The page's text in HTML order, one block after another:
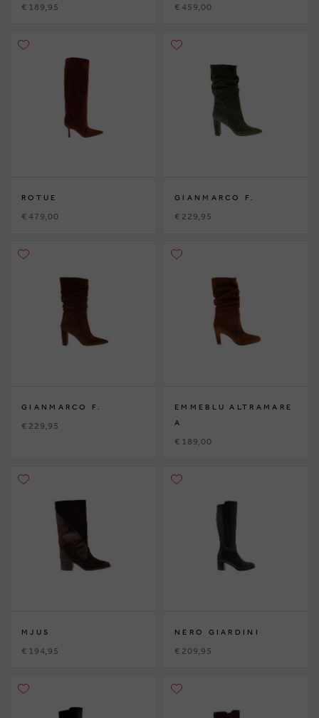
€ 189,95 € 459,00
ROTUE
€ 479,00
GIANMARCO F.
€ 229,95
GIANMARCO F.
€ 229,95
EMMEBLU ALTRAMARE
A
€ 189,00
MJUS
€ 194,95
NERO GIARDINI
€ 209,95